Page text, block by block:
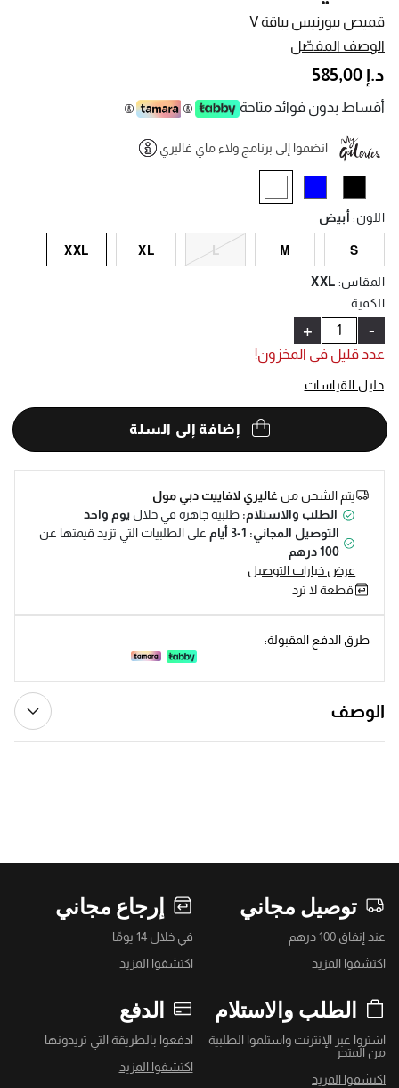
قميص بيورنيس بياقة V
الوصف المفصّل
د.إ 585,00
أقساط بدون فوائد متاحة
انضموا إلى برنامج ولاء ماي غاليري
اللون: أبيض
S
M
L
XL
XXL
المقاس:
XXL
الكمية
-
+
عدد قليل في المخزون!
دليل القياسات
إضافة إلى السلة
يتم الشحن منغاليري لافاييت دبي مول
الطلب والاستلام: طلبية جاهزة في خلال يوم واحد
التوصيل المجاني: 1-3 أيام
على الطلبيات التي تزيد قيمتها عن
100 درهم
عرض خيارات التوصيل
قطعة لا ترد
طرق الدفع المقبولة:
الوصف
توصيل مجاني
عند إنفاق 100 درهم
اكتشفوا المزيد
إرجاع مجاني
في خلال 14 يومًا
اكتشفوا المزيد
الطلب والاستلام
اشتروا عبر الإنترنت واستلموا الطلبية
من المتجر
اكتشفوا المزيد
الدفع
ادفعوا بالطريقة التي تريدونها
اكتشفوا المزيد